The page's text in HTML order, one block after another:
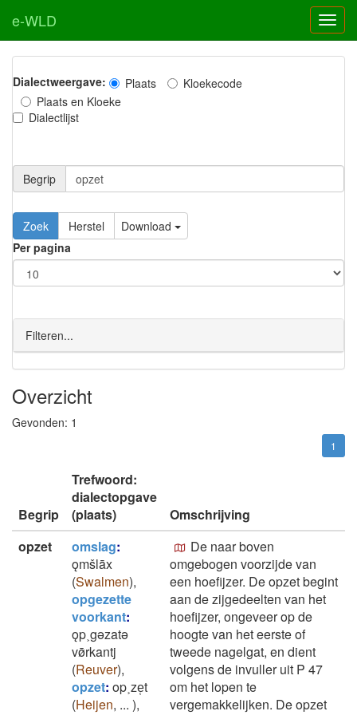
e-WLD
Dialectweergave: Plaats
Kloekecode
Plaats en Kloeke
Dialectlijst
Begrip
Zoek Herstel
Download
Per pagina
Filteren...
Overzicht
Gevonden: 1
1
Begrip
Trefwoord:
dialectopgave
(plaats)
Omschrijving
opzet
omslag:
ǫmšlāx
(Swalmen),
opgezette
voorkant:
ǫp˲gǝzatǝ
vø̄rkantj
(Reuver),
opzet: op˲ze̜t
(Heijen, ... ),
De naar boven
omgebogen voorzijde van
een hoefijzer. De opzet begint
aan de zijgedeelten van het
hoefijzer, ongeveer op de
hoogte van het eerste of
tweede nagelgat, en dient
volgens de invuller uit P 47
om het lopen te
vergemakkelijken. De opzet